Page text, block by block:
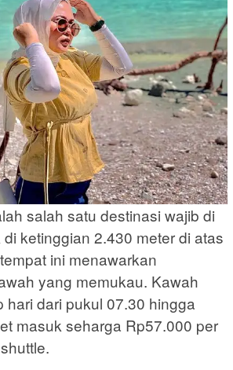
salah satu destinasi wajib di
di ketinggian 2.430 meter di atas
ini menawarkan
yang memukau. Kawah
hari dari pukul 07.30 hingga
masuk seharga Rp57.000 per